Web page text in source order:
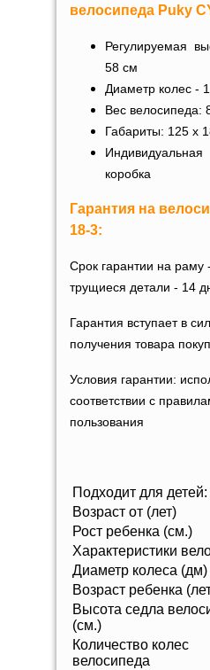
велосипеда Puky
Регулируемая
58 см
Диаметр колес -
Вес велосипеда:
Габариты: 125 х
коробка
Гарантия на
18-3:
Срок гарантии на раму
трущиеся детали - 14
Гарантия вступает в
получения товара
Условия гарантии:
соответствии с
пользования
Подходит для детей:
Возраст от (лет)
Рост ребенка (см.)
Характеристики
Диаметр колеса (дм)
Возраст ребенка
Высота седла
(см.)
Количество колес
велосипеда